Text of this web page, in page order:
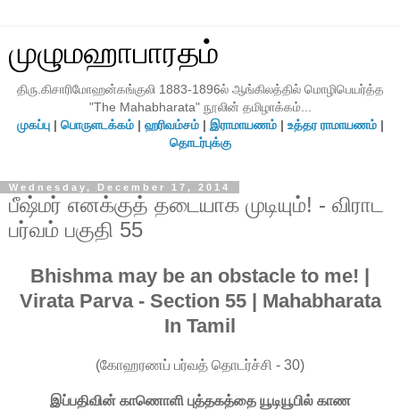
முழுமஹாபாரதம்
திரு.கிசாரிமோஹன்கங்குலி 1883-1896ல் ஆங்கிலத்தில் மொழிபெயர்த்த
"The Mahabharata" நூலின் தமிழாக்கம்...
முகப்பு| பொருளடக்கம்| ஹரிவம்சம்| இராமாயணம்| உத்தர ராமாயணம்|
தொடர்புக்கு
Wednesday, December 17, 2014
பீஷ்மர் எனக்குத் தடையாக முடியும்! - விராட
பர்வம் பகுதி 55
Bhishma may be an obstacle to me! |
Virata Parva - Section 55 | Mahabharata
In Tamil
(கோஹரணப் பர்வத் தொடர்ச்சி - 30)
இப்பதிவின் காணொளி புத்தகத்தை யூடியூபில் காண